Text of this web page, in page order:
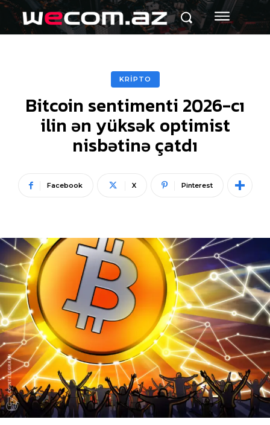
KRİPTO
Bitcoin sentimenti 2026-cı
ilin ən yüksək optimist
nisbətinə çatdı
Facebook X Pinterest